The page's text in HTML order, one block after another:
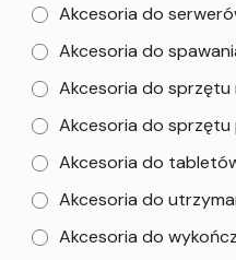
Akcesoria do
Akcesoria do
Akcesoria do sprzętu
Akcesoria do
Akcesoria do
Akcesoria do
Akcesoria do